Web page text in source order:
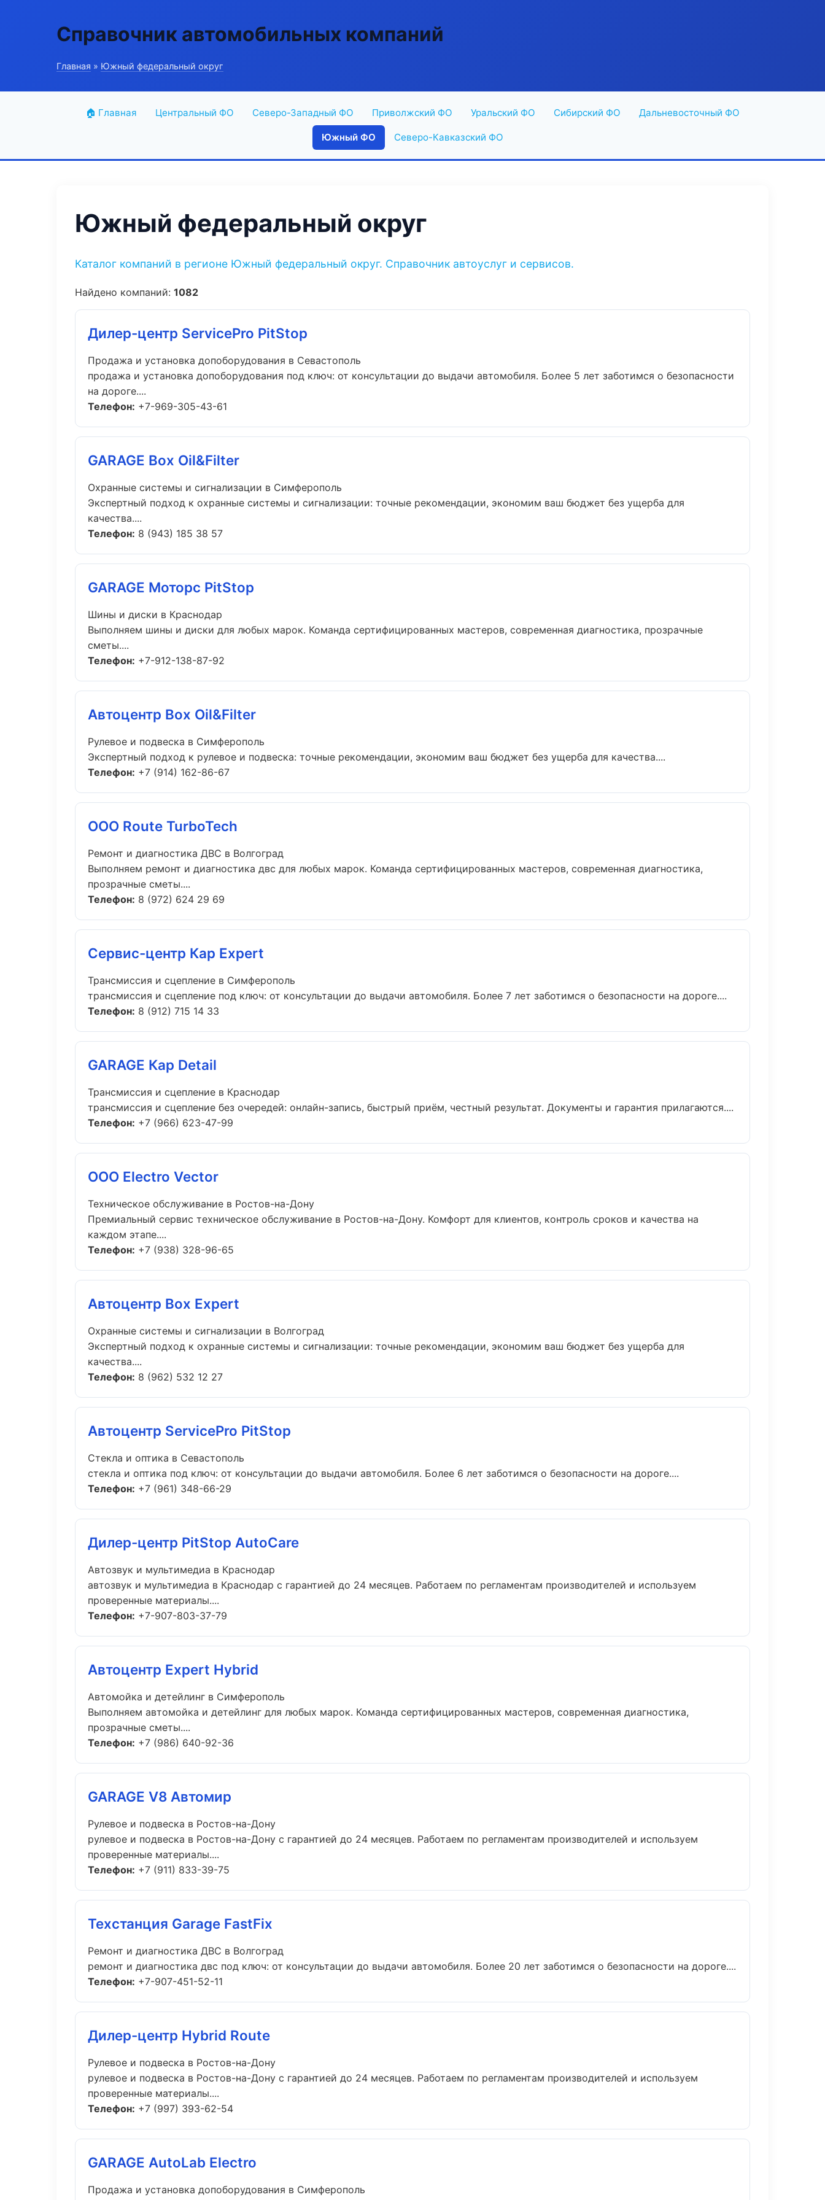
Справочник автомобильных компаний
Главная » Южный федеральный округ
🏠 Главная Центральный ФО Северо-Западный ФО Приволжский ФО Уральский ФО Сибирский ФО Дальневосточный ФО
Южный ФО Северо-Кавказский ФО
Южный федеральный округ
Каталог компаний в регионе Южный федеральный округ. Справочник автоуслуг и сервисов.
Найдено компаний: 1082
Дилер-центр ServicePro PitStop
Продажа и установка допоборудования в Севастополь
продажа и установка допоборудования под ключ: от консультации до выдачи автомобиля. Более 5 лет заботимся о безопасности
на дороге....
Телефон: +7-969-305-43-61
GARAGE Box Oil&Filter
Охранные системы и сигнализации в Симферополь
Экспертный подход к охранные системы и сигнализации: точные рекомендации, экономим ваш бюджет без ущерба для
качества....
Телефон: 8 (943) 185 38 57
GARAGE Моторс PitStop
Шины и диски в Краснодар
Выполняем шины и диски для любых марок. Команда сертифицированных мастеров, современная диагностика, прозрачные
сметы....
Телефон: +7-912-138-87-92
Автоцентр Box Oil&Filter
Рулевое и подвеска в Симферополь
Экспертный подход к рулевое и подвеска: точные рекомендации, экономим ваш бюджет без ущерба для качества....
Телефон: +7 (914) 162-86-67
ООО Route TurboTech
Ремонт и диагностика ДВС в Волгоград
Выполняем ремонт и диагностика двс для любых марок. Команда сертифицированных мастеров, современная диагностика,
прозрачные сметы....
Телефон: 8 (972) 624 29 69
Сервис-центр Кар Expert
Трансмиссия и сцепление в Симферополь
трансмиссия и сцепление под ключ: от консультации до выдачи автомобиля. Более 7 лет заботимся о безопасности на дороге....
Телефон: 8 (912) 715 14 33
GARAGE Кар Detail
Трансмиссия и сцепление в Краснодар
трансмиссия и сцепление без очередей: онлайн-запись, быстрый приём, честный результат. Документы и гарантия прилагаются....
Телефон: +7 (966) 623-47-99
ООО Electro Vector
Техническое обслуживание в Ростов-на-Дону
Премиальный сервис техническое обслуживание в Ростов-на-Дону. Комфорт для клиентов, контроль сроков и качества на
каждом этапе....
Телефон: +7 (938) 328-96-65
Автоцентр Box Expert
Охранные системы и сигнализации в Волгоград
Экспертный подход к охранные системы и сигнализации: точные рекомендации, экономим ваш бюджет без ущерба для
качества....
Телефон: 8 (962) 532 12 27
Автоцентр ServicePro PitStop
Стекла и оптика в Севастополь
стекла и оптика под ключ: от консультации до выдачи автомобиля. Более 6 лет заботимся о безопасности на дороге....
Телефон: +7 (961) 348-66-29
Дилер-центр PitStop AutoCare
Автозвук и мультимедиа в Краснодар
автозвук и мультимедиа в Краснодар с гарантией до 24 месяцев. Работаем по регламентам производителей и используем
проверенные материалы....
Телефон: +7-907-803-37-79
Автоцентр Expert Hybrid
Автомойка и детейлинг в Симферополь
Выполняем автомойка и детейлинг для любых марок. Команда сертифицированных мастеров, современная диагностика,
прозрачные сметы....
Телефон: +7 (986) 640-92-36
GARAGE V8 Автомир
Рулевое и подвеска в Ростов-на-Дону
рулевое и подвеска в Ростов-на-Дону с гарантией до 24 месяцев. Работаем по регламентам производителей и используем
проверенные материалы....
Телефон: +7 (911) 833-39-75
Техстанция Garage FastFix
Ремонт и диагностика ДВС в Волгоград
ремонт и диагностика двс под ключ: от консультации до выдачи автомобиля. Более 20 лет заботимся о безопасности на дороге....
Телефон: +7-907-451-52-11
Дилер-центр Hybrid Route
Рулевое и подвеска в Ростов-на-Дону
рулевое и подвеска в Ростов-на-Дону с гарантией до 24 месяцев. Работаем по регламентам производителей и используем
проверенные материалы....
Телефон: +7 (997) 393-62-54
GARAGE AutoLab Electro
Продажа и установка допоборудования в Симферополь